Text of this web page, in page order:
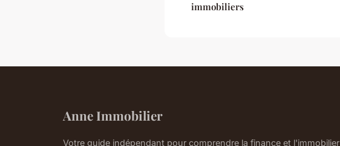
immobiliers
Anne Immobilier
Votre guide indépendant pour comprendre la finance et l'immobilier